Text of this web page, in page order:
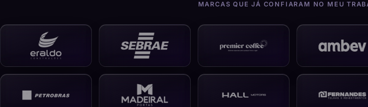
MARCAS QUE JÁ CONFIARAM NO MEU